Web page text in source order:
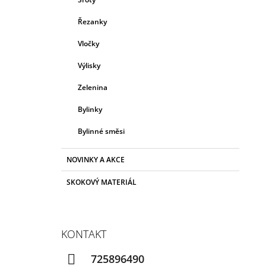
Řezanky
Vločky
Výlisky
Zelenina
Bylinky
Bylinné směsi
NOVINKY A AKCE
SKOKOVÝ MATERIÁL
KONTAKT
725896490